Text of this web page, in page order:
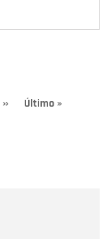
Siguiente
››
Última
Último »